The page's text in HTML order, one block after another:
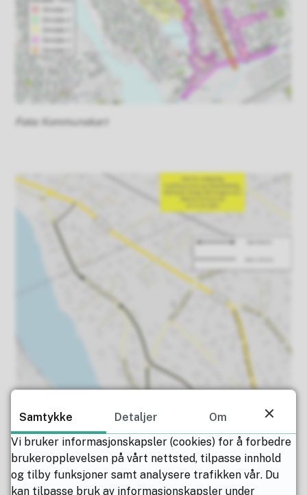
Kommunekart
Samtykke Detaljer
Om
Vi bruker informasjonskapsler (cookies) for å forbedre
brukeropplevelsen på vårt nettsted, tilpasse innhold
og tilby funksjoner samt analysere trafikken vår. Du
kan tilpasse bruk av informasjonskapsler under